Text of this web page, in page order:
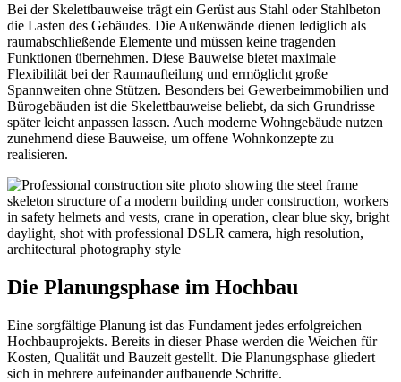
Bei der Skelettbauweise trägt ein Gerüst aus Stahl oder Stahlbeton
die Lasten des Gebäudes. Die Außenwände dienen lediglich als
raumabschließende Elemente und müssen keine tragenden
Funktionen übernehmen. Diese Bauweise bietet maximale
Flexibilität bei der Raumaufteilung und ermöglicht große
Spannweiten ohne Stützen. Besonders bei Gewerbeimmobilien und
Bürogebäuden ist die Skelettbauweise beliebt, da sich Grundrisse
später leicht anpassen lassen. Auch moderne Wohngebäude nutzen
zunehmend diese Bauweise, um offene Wohnkonzepte zu
realisieren.
Die Planungsphase im Hochbau
Eine sorgfältige Planung ist das Fundament jedes erfolgreichen
Hochbauprojekts. Bereits in dieser Phase werden die Weichen für
Kosten, Qualität und Bauzeit gestellt. Die Planungsphase gliedert
sich in mehrere aufeinander aufbauende Schritte.